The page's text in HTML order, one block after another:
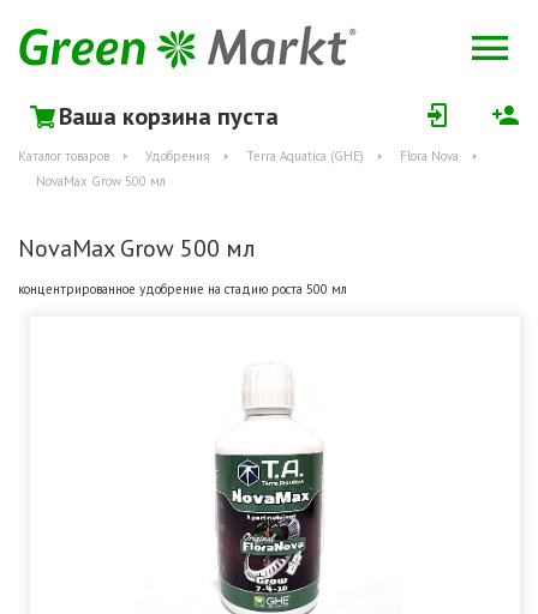
Ваша корзина пуста
Каталог товаров Удобрения Terra Aquatica (GHE)
Flora Nova
NovaMax Grow 500 мл
NovaMax Grow 500 мл
концентрированное удобрение на стадию роста 500 мл